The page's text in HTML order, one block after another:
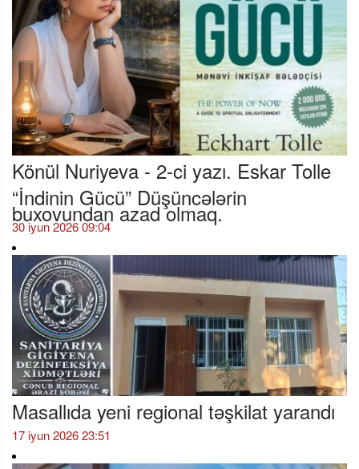
Könül Nuriyeva - 2-ci yazı. Eskar Tolle
“İndinin Gücü” Düşüncələrin
buxovundan azad olmaq.
30 iyun 2026 09:04
Masallıda yeni regional təşkilat yarandı
17 iyun 2026 23:51